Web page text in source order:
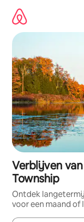
direct
naar
inhoud
Verblijven
Township
Ontdek
voor een maand of